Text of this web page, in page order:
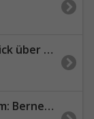
Bodensee